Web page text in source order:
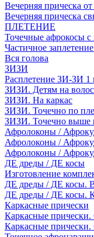
Вечерняя прическа
Вечерняя прическа
ПЛЕТЕНИЕ
Точечные афрокосы с
Частичное
Вся голова
ЗИЗИ
Расплетение ЗИ-ЗИ 1
ЗИЗИ. Детям на
ЗИЗИ. На каркас
ЗИЗИ. Точечно по
ЗИЗИ. Точечно выше
Афролоконы /
Афролоконы /
Афролоконы /
ДЕ дреды / ДЕ косы
Изготовление
ДЕ дреды / ДЕ косы.
ДЕ дреды / ДЕ косы.
Каркасные прически
Каркасные
Каркасные прически.